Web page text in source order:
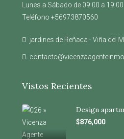
Lunes a Sábado de 09:00 a 19:00
Teléfono +56973870560
jardines de Reñaca - Viña del
Vistos Recientes
Design
$876,000